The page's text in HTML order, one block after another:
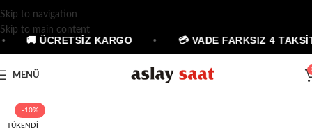
Skip to navigation
Skip to main content
🚚 ÜCRETSİZ KARGO 💳 VADE FARKSIZ 4 TAKSİT
MENÜ
-10%
TÜKENDI